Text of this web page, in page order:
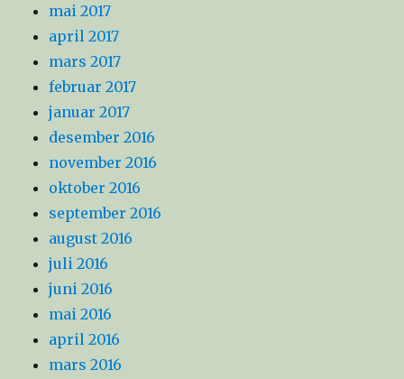
mai 2017
april 2017
mars 2017
februar 2017
januar 2017
desember 2016
november 2016
oktober 2016
september 2016
august 2016
juli 2016
juni 2016
mai 2016
april 2016
mars 2016